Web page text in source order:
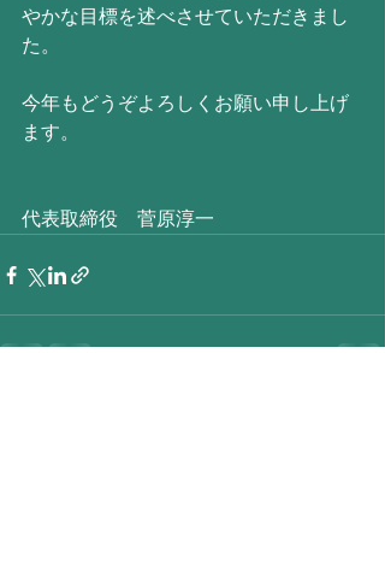
やかな目標を述べさせていただきまし
た。
今年もどうぞよろしくお願い申し上げ
ます。
代表取締役　菅原淳一